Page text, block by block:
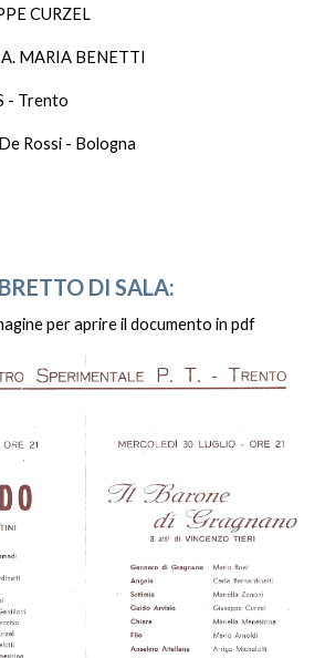
CURZEL
A. MARIA BENETTI
- Trento
Rossi - Bologna
DI SALA:
per aprire il documento in pdf